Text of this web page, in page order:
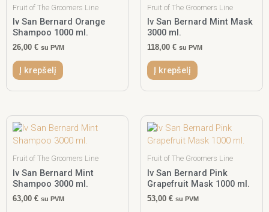
Fruit of The Groomers Line
Iv San Bernard Orange
Shampoo 1000 ml.
26,00 € su PVM
Į krepšelį
Fruit of The Groomers Line
Iv San Bernard Mint Mask
3000 ml.
118,00 € su PVM
Į krepšelį
Fruit of The Groomers Line
Iv San Bernard Mint
Shampoo 3000 ml.
63,00 € su PVM
Fruit of The Groomers Line
Iv San Bernard Pink
Grapefruit Mask 1000 ml.
53,00 € su PVM